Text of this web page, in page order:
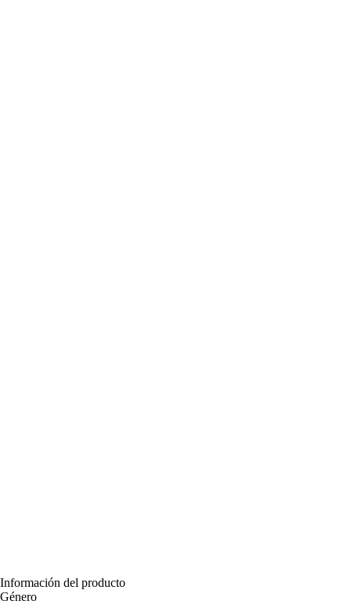
Información del producto
Género